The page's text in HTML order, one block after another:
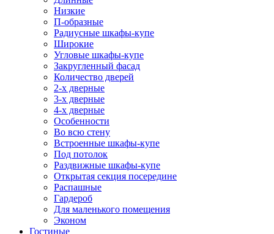
Низкие
П-образные
Радиусные шкафы-купе
Широкие
Угловые шкафы-купе
Закругленный фасад
Количество дверей
2-х дверные
3-х дверные
4-х дверные
Особенности
Во всю стену
Встроенные шкафы-купе
Под потолок
Раздвижные шкафы-купе
Открытая секция посередине
Распашные
Гардероб
Для маленького помещения
Эконом
Гостиные